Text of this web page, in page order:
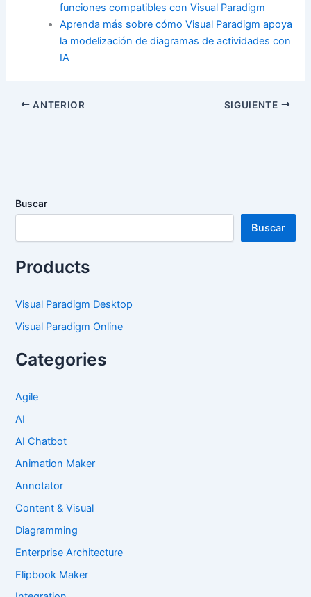
funciones compatibles con Visual Paradigm
Aprenda más sobre cómo Visual Paradigm apoya
la modelización de diagramas de actividades con
IA
ANTERIOR SIGUIENTE
Buscar
Buscar
Products
Visual Paradigm Desktop
Visual Paradigm Online
Categories
Agile
AI
AI Chatbot
Animation Maker
Annotator
Content & Visual
Diagramming
Enterprise Architecture
Flipbook Maker